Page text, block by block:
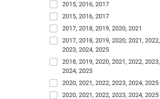
2015, 2016, 2017
2015, 2016, 2017
2017, 2018, 2019, 2020, 2021
2017, 2018, 2019, 2020, 2021, 2022,
2023, 2024, 2025
2018, 2019, 2020, 2021, 2022, 2023,
2024, 2025
2020, 2021, 2022, 2023, 2024, 2025
2020, 2021, 2022, 2023, 2024, 2025